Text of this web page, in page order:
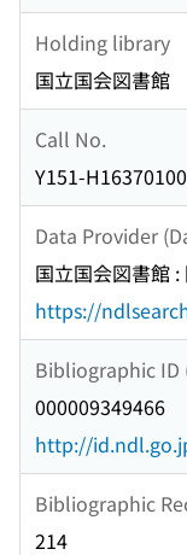
Holding library
国立国会図書館
Call No.
Y151-H16370100
Data Provider
国立国会図書館
https://
Bibliographic ID
000009349466
http://
Bibliographic
214